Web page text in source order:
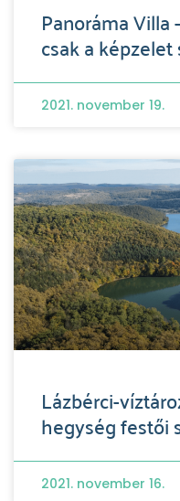
Panoráma
csak a
2021. november 19.
Lázbérci-
hegység festői
2021. november 16.